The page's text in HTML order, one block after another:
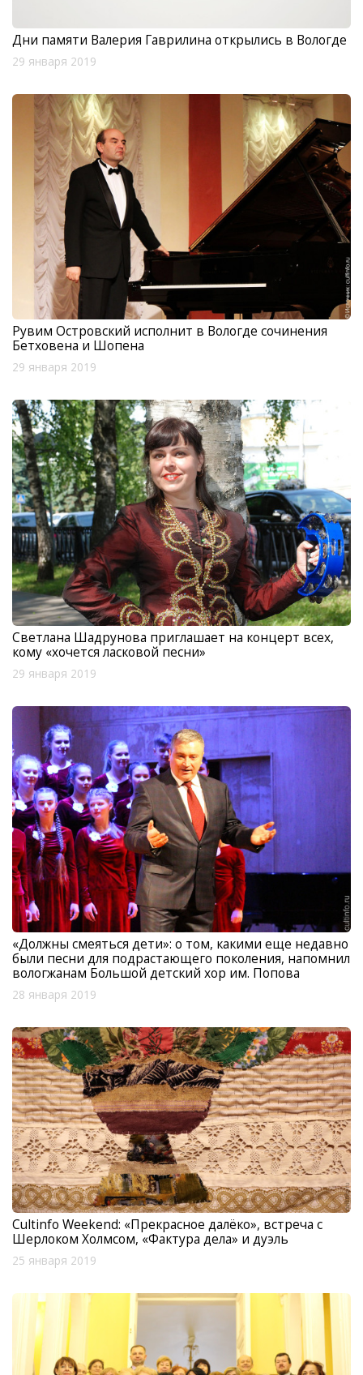
Дни памяти Валерия Гаврилина открылись в Вологде
29 января 2019
Рувим Островский исполнит в Вологде сочинения
Бетховена и Шопена
29 января 2019
Светлана Шадрунова приглашает на концерт всех,
кому «хочется ласковой песни»
29 января 2019
«Должны смеяться дети»: о том, какими еще недавно
были песни для подрастающего поколения, напомнил
вологжанам Большой детский хор им. Попова
28 января 2019
Cultinfo Weekend: «Прекрасное далёко», встреча с
Шерлоком Холмсом, «Фактура дела» и дуэль
25 января 2019